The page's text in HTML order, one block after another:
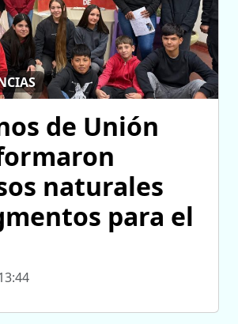
de Unión
naturales
para el